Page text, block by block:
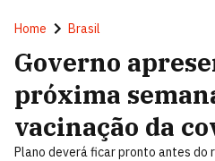
Home Brasil
Governo
próxima
vacinação da
Plano deverá ficar pronto antes do